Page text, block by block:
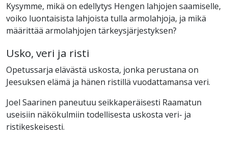
Kysymme, mikä on edellytys Hengen lahjojen saamiselle,
voiko luontaisista lahjoista tulla armolahjoja, ja mikä
määrittää armolahjojen tärkeysjärjestyksen?
Usko, veri ja risti
Opetussarja elävästä uskosta, jonka perustana on
Jeesuksen elämä ja hänen ristillä vuodattamansa veri.
Joel Saarinen paneutuu seikkaperäisesti Raamatun
useisiin näkökulmiin todellisesta uskosta veri- ja
ristikeskeisesti.